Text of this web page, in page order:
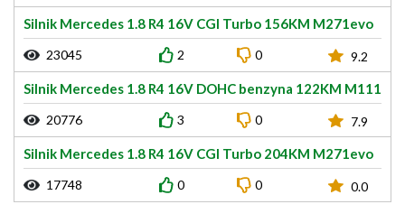
Silnik Mercedes 1.8 R4 16V CGI Turbo 156KM M271evo
23045 2 0 9.2
Silnik Mercedes 1.8 R4 16V DOHC benzyna 122KM M111
20776 3 0 7.9
Silnik Mercedes 1.8 R4 16V CGI Turbo 204KM M271evo
17748 0 0 0.0